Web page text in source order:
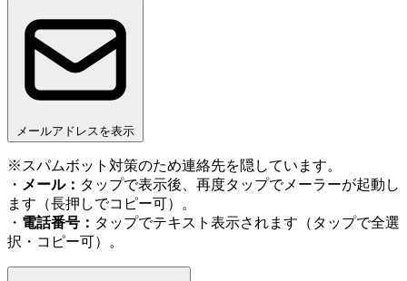
メールアドレスを表示
※スパムボット対策のため連絡先を隠しています。
・ メール： タップで表示後、再度タップでメーラーが起動し
ます（長押しでコピー可）。
・ 電話番号： タップでテキスト表示されます（タップで全選
択・コピー可）。